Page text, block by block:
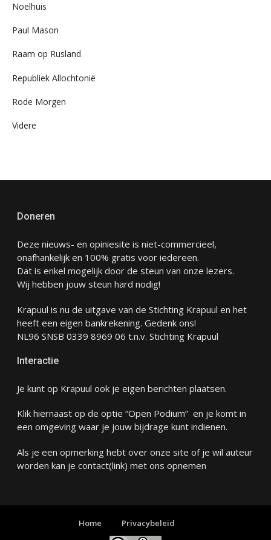
Noelhuis
Paul Mason
Raam op Rusland
Republiek Allochtonië
Rode Morgen
Videre
Doneren
Deze nieuws- en opiniesite is niet-commercieel,
onafhankelijk en 100% gratis voor iedereen.
Dat is enkel mogelijk door de steun van onze lezers.
Wij hebben jouw steun hard nodig!
Krapuul is nu de uitgave van de Stichting Krapuul en het
heeft een eigen bankrekening. Gedenk ons!
NL96 SNSB 0339 8969 06 t.n.v. Stichting Krapuul
Interactie
Je kunt op Krapuul ook je eigen berichten plaatsen.
Klik hiernaast op de optie “Open Podium” en je komt in
een omgeving waar je jouw bijdrage kunt indienen.
Als je een opmerking hebt over onze site of je wil auteur
worden kan je contact(link) met ons opnemen
Home Privacybeleid